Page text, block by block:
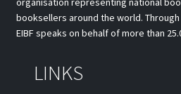
booksellers around the world.
EIBF speaks on behalf of more than
LINKS